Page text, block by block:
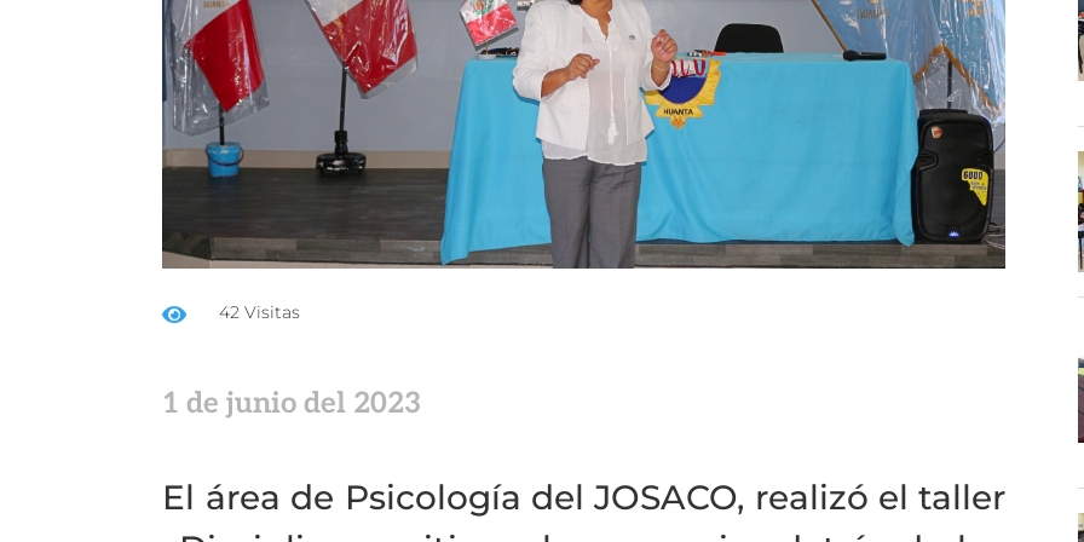
 42 Visitas
1 de junio del 2023
El área de Psicología del JOSACO, realizó el taller